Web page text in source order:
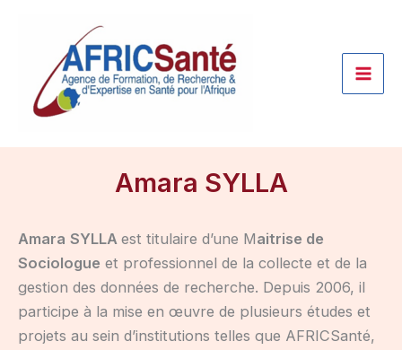
Amara SYLLA
Amara SYLLA est titulaire d’une Maitrise de
Sociologue et professionnel de la collecte et de la
gestion des données de recherche. Depuis 2006, il
participe à la mise en œuvre de plusieurs études et
projets au sein d’institutions telles que AFRICSanté,